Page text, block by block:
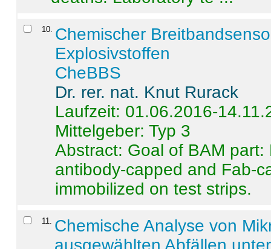
10 Chemischer
Explosivstoffen
CheBBS
Dr. rer. nat. Knut Rurack
Laufzeit: 01.06.2016-
Mittelgeber: Typ 3
Abstract: Goal of BAM
antibody-capped and Fab-
immobilized on test strips.
11
Chemische Analyse von
ausgewählten Abfällen